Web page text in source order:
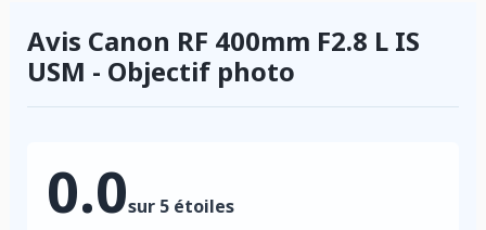
Avis Canon RF 400mm F2.8 L IS
USM - Objectif photo
0.0sur 5 étoiles